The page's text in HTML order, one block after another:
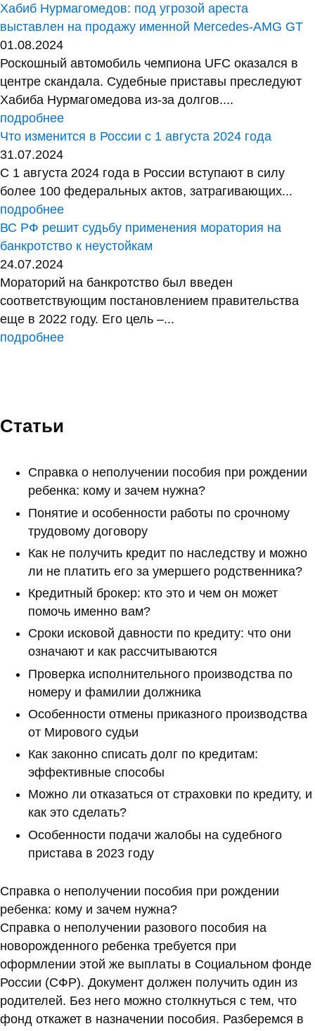
Хабиб Нурмагомедов: под угрозой ареста
выставлен на продажу именной Mercedes-AMG GT
01.08.2024
Роскошный автомобиль чемпиона UFC оказался в
центре скандала. Судебные приставы преследуют
Хабиба Нурмагомедова из-за долгов....
подробнее
Что изменится в России с 1 августа 2024 года
31.07.2024
С 1 августа 2024 года в России вступают в силу
более 100 федеральных актов, затрагивающих...
подробнее
ВС РФ решит судьбу применения моратория на
банкротство к неустойкам
24.07.2024
Мораторий на банкротство был введен
соответствующим постановлением правительства
еще в 2022 году. Его цель –...
подробнее
Статьи
Справка о неполучении пособия при рождении
ребенка: кому и зачем нужна?
Понятие и особенности работы по срочному
трудовому договору
Как не получить кредит по наследству и можно
ли не платить его за умершего родственника?
Кредитный брокер: кто это и чем он может
помочь именно вам?
Сроки исковой давности по кредиту: что они
означают и как рассчитываются
Проверка исполнительного производства по
номеру и фамилии должника
Особенности отмены приказного производства
от Мирового судьи
Как законно списать долг по кредитам:
эффективные способы
Можно ли отказаться от страховки по кредиту, и
как это сделать?
Особенности подачи жалобы на судебного
пристава в 2023 году
Справка о неполучении пособия при рождении
ребенка: кому и зачем нужна?
Справка о неполучении разового пособия на
новорожденного ребенка требуется при
оформлении этой же выплаты в Социальном фонде
России (СФР). Документ должен получить один из
родителей. Без него можно столкнуться с тем, что
фонд откажет в назначении пособия. Разберемся в